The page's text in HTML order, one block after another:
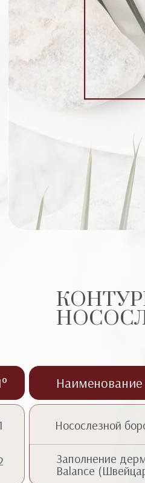
Наименование
Заполнение
Balance
Носослезной